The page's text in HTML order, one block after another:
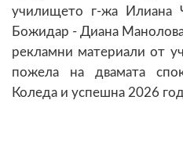
училището г-жа Илиана
Божидар - Диана
рекламни материали от
пожела на двамата
Коледа и успешна 2026